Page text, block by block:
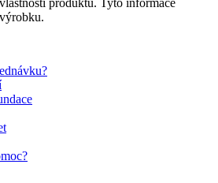
produktů. Tyto informace